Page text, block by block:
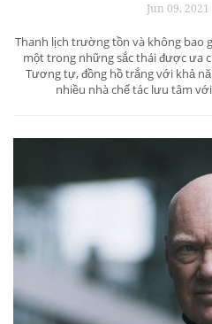
Jun 09, 2021
Thanh lịch trường tồn và không bao
một trong những sắc thái được ưa
Tương tự, đồng hồ trắng với khả
nhiều nhà chế tác lưu tâm